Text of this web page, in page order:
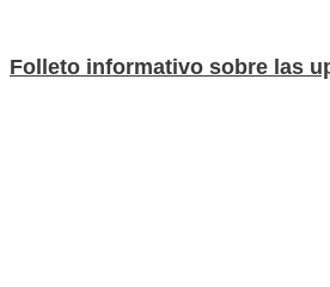
Folleto informativo sobre las